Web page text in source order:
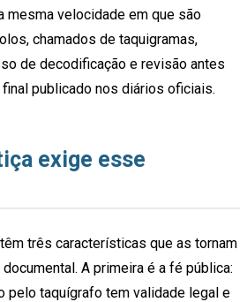
mesma velocidade em que são
chamados de taquigramas,
de decodificação e revisão antes
publicado nos diários oficiais.
exige esse
três características que as tornam
A primeira é a fé pública:
pelo taquígrafo tem validade legal e